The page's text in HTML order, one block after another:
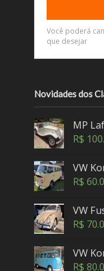
Novidades dos
MP
R$
VW
R$
VW
R$
VW
R$